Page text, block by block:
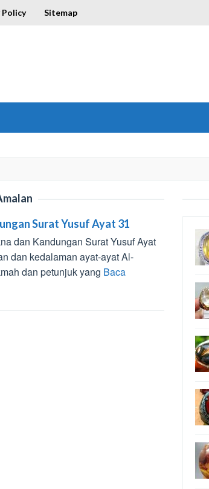
Policy Sitemap
Surat Yusuf Ayat 31
dan Kandungan Surat Yusuf Ayat
dan kedalaman ayat-ayat Al-
dan petunjuk yang Baca